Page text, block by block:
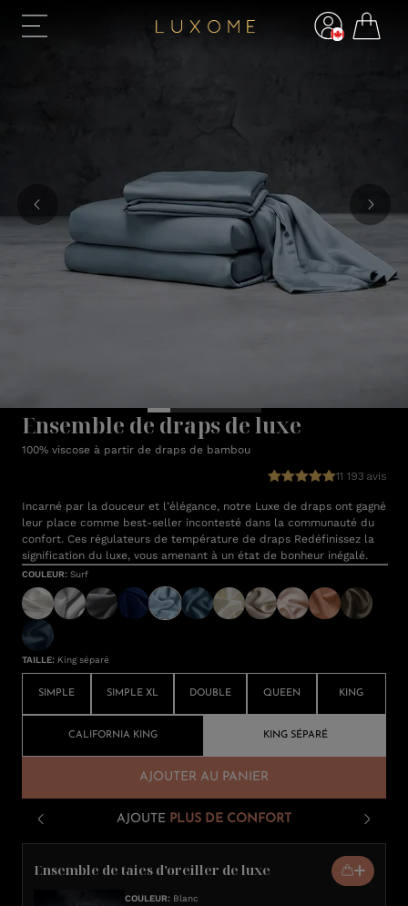
Ensemble de draps de luxe
100% viscose à partir de draps de bambou
11 193 avis
Incarné par la douceur et l’élégance, notre Luxe de draps ont gagné
leur place comme best-seller incontesté dans la communauté du
confort. Ces régulateurs de température de draps Redéfinissez la
signification du luxe, vous amenant à un état de bonheur inégalé.
COULEUR: Surf
TAILLE: King séparé
SIMPLE SIMPLE XL DOUBLE QUEEN KING
CALIFORNIA KING KING SÉPARÉ
AJOUTER AU PANIER
AJOUTE PLUS DE CONFORT
Ensemble de taies d’oreiller de luxe
COULEUR: Blanc